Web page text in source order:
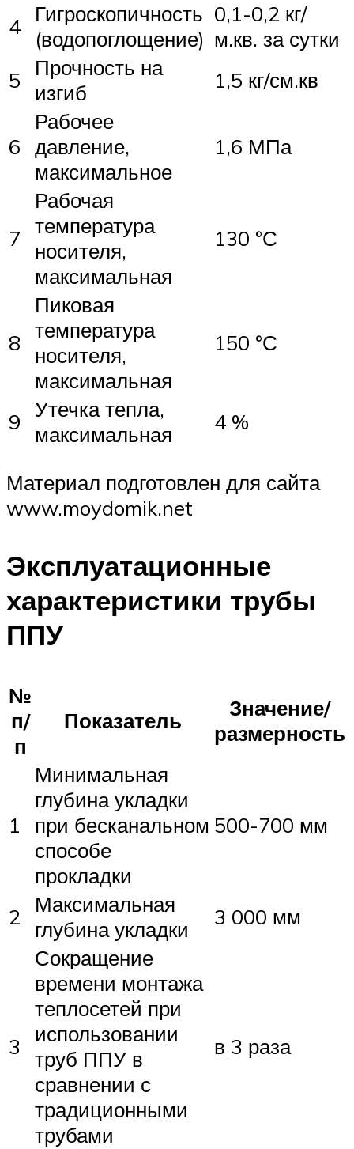
4
Гигроскопичность
(водопоглощение)
0,1-0,2 кг/
м.кв. за сутки
5
Прочность на
изгиб
1,5 кг/см.кв
6
Рабочее
давление,
максимальное
1,6 МПа
7
Рабочая
температура
носителя,
максимальная
130 °С
8
Пиковая
температура
носителя,
максимальная
150 °С
9
Утечка тепла,
максимальная
4 %
Материал подготовлен для сайта
www.moydomik.net
Эксплуатационные
характеристики трубы
ППУ
№
п/
п
Показатель
Значение/
размерность
1
Минимальная
глубина укладки
при бесканальном
способе
прокладки
500-700 мм
2
Максимальная
глубина укладки
3 000 мм
3
Сокращение
времени монтажа
теплосетей при
использовании
труб ППУ в
сравнении с
традиционными
трубами
в 3 раза